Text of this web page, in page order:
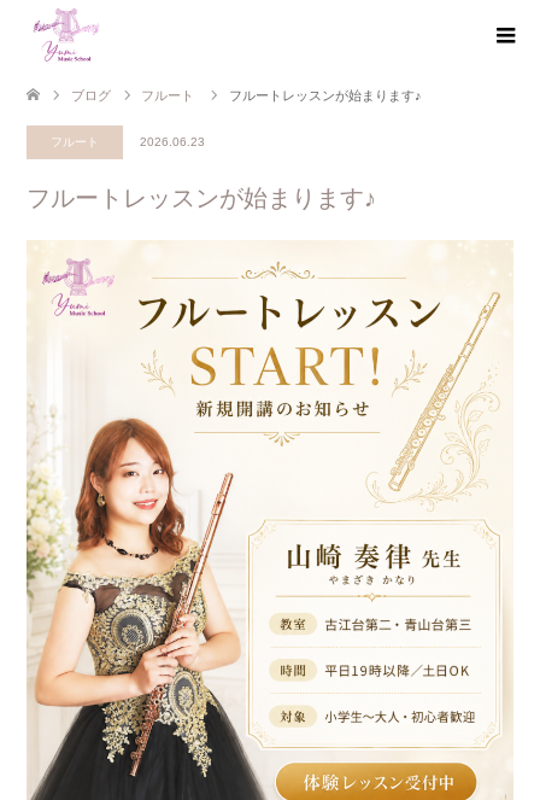
ブログ フルート フルートレッスンが始まります♪
フルート 2026.06.23
フルートレッスンが始まります♪